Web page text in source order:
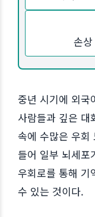
손
중년 시기에 외국
사람들과 깊은 대
속에 수많은 우회
들어 일부 뇌세포
우회로를 통해 기
수 있는 것이다.